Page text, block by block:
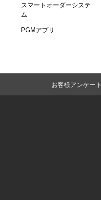
スマートオーダーシステ
ム
PGMアプリ
お客様アンケート